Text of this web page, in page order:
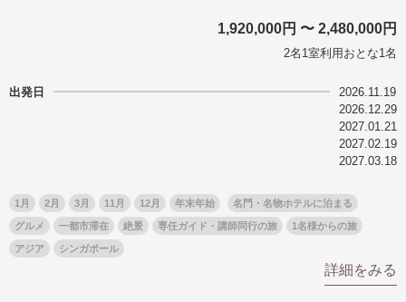
1,920,000円 〜 2,480,000円
2名1室利用おとな1名
出発日
2026.11.19
2026.12.29
2027.01.21
2027.02.19
2027.03.18
1月 2月 3月 11月 12月 年末年始 名門・名物ホテルに泊まる
グルメ 一都市滞在 絶景 専任ガイド・講師同行の旅 1名様からの旅
アジア シンガポール
詳細をみる